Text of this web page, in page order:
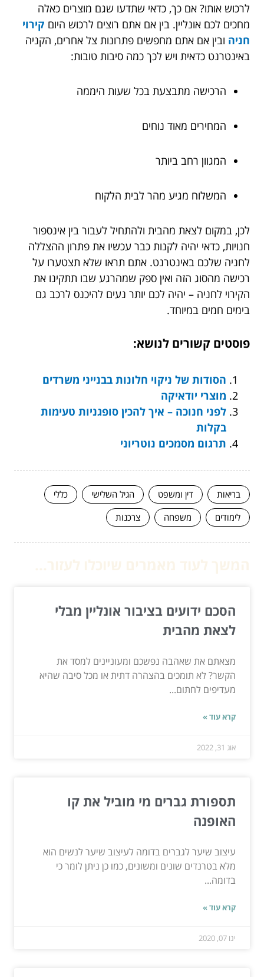
לרכוש אותו? אם כך, כדאי שתדעו שגם מוצרים כאלה
מחכים לכם אונליין. בין אם אתם רוצים לרכוש היום קירוי
חניה ובין אם אתם מחפשים פתרונות צל אחרים, הקניה
באינטרנט כדאית ויש לכך כמה סיבות טובות:
הרכישה מתבצעת בכל שעות היממה
המחירים מאוד נוחים
המגוון רחב ביותר
המשלוח מגיע מהר לבית הלקוח
לכן, במקום לצאת מהבית ולהתחיל לעבור בין אינספור
חנויות, כדאי יהיה לקנות כבר עכשיו את פתרון ההצללה
לחניה שלכם באינטרנט. אתם תראו שלא תצטערו על
רכישה מהסוג הזה ואין ספק שמהרגע שבו תתקינו את
הקירוי לחניה – יהיה לכם יותר נעים להיכנס לרכב גם
בימים חמים במיוחד.
פוסטים קשורים לנושא:
הסודות של ניקוי חלונות בבנייני משרדים
מוצרי יודאיקה
לפני חנוכה – איך להכין סופגניות טעימות
בקלות
תרגום מסמכים נוטריוני
בריאות דין ומשפט הגיל השלישי
כללי
לימודים
משפחה צרכנות
הסכם ידועים בציבור אונליין מבלי
לצאת מהבית
מצאתם את שאהבה נפשכם ומעוניינים למסד את
הקשר? לא תומכים בהצהרה דתית או מכל סיבה שהיא
מעדיפים לחתום...
קרא עוד »
אוג 31, 2022
תספורת גברים מי מוביל את קו
האופנה
עיצוב שיער לגברים בדומה לעיצוב שיער לנשים הוא
מלא בטרנדים שונים ומשונים, כמו כן ניתן לומר כי
בדומה...
קרא עוד »
ינו 07, 2020